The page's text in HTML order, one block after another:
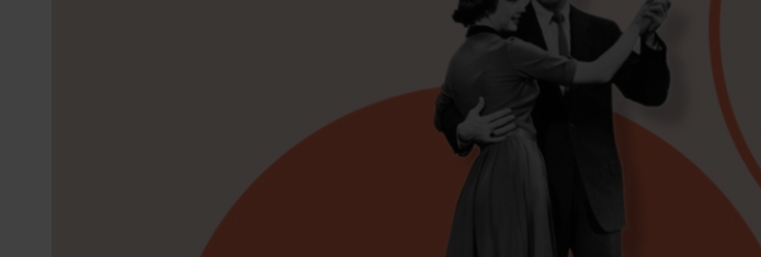
Выберите язык книги*
Украинский
КОНЦЕПЦИИ
ЛИТЕРАТУРА ОТНОШЕНИЯ
ПРАКТИКА